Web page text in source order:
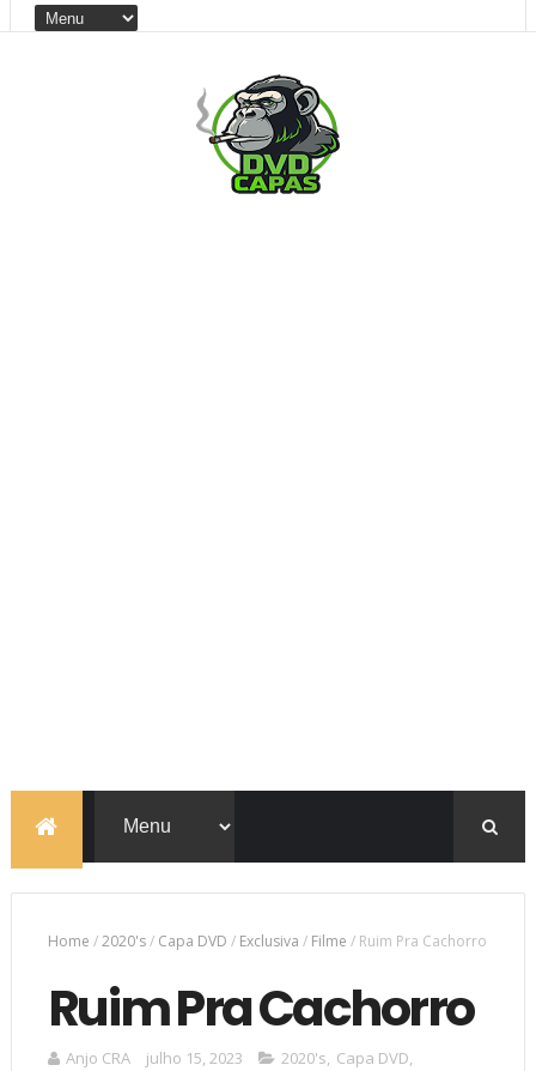
Home /2020's/ Capa DVD / Exclusiva / Filme / Ruim Pra Cachorro
Ruim Pra Cachorro
Anjo CRA julho 15, 2023 2020's, Capa DVD,